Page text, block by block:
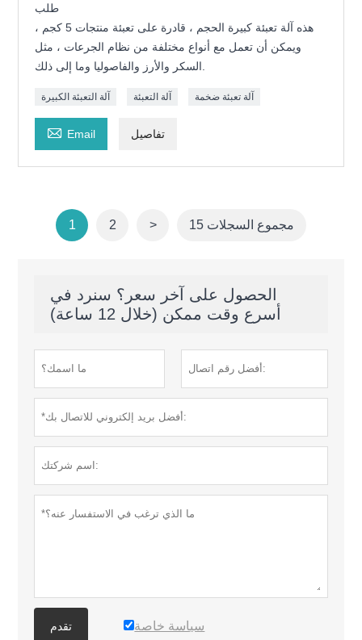
طلب
هذه آلة تعبئة كبيرة الحجم ، قادرة على تعبئة منتجات 5 كجم ،
ويمكن أن تعمل مع أنواع مختلفة من نظام الجرعات ، مثل
آلة التعبئة الكبيرة آلة التعبئة آلة تعبئة ضخمة
 Email تفاصيل
1 2 > 15 مجموع السجلات
الحصول على آخر سعر؟ سنرد في
أسرع وقت ممكن (خلال 12 ساعة)
تقدم سياسة خاصة